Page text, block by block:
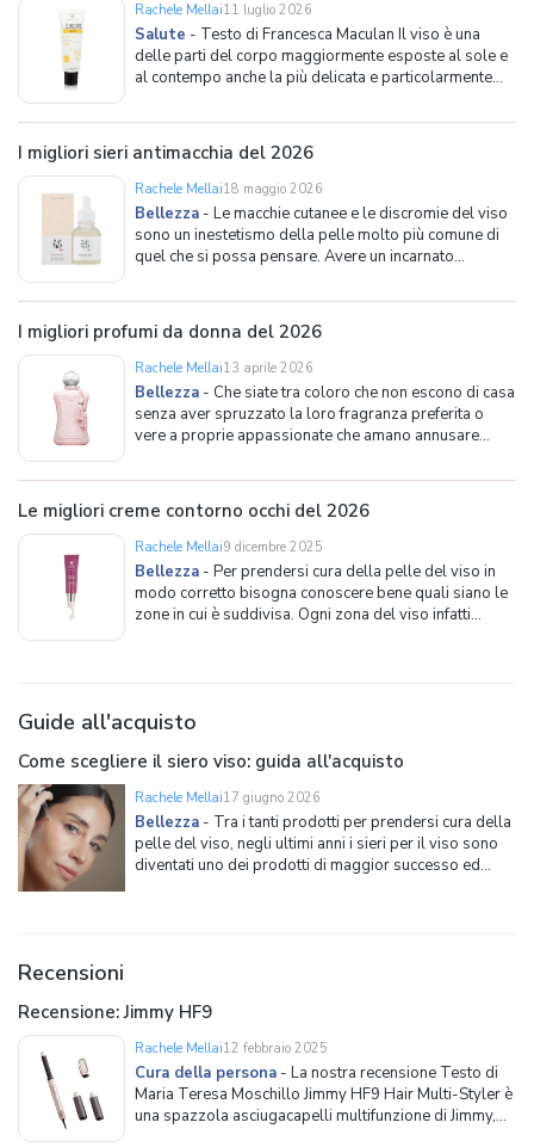
Rachele Mellai11 luglio 2026
Salute - Testo di Francesca Maculan Il viso è una
delle parti del corpo maggiormente esposte al sole e
al contempo anche la più delicata e particolarmente
anche alla luce degli ultimi cambiamenti climatici,
utilizzare una crema solare appositamente pensa
I migliori sieri antimacchia del 2026
Rachele Mellai18 maggio 2026
Bellezza - Le macchie cutanee e le discromie del viso
sono un inestetismo della pelle molto più comune di
quel che si possa pensare. Avere un incarnato
interesse verso i prodotti pensati per migliorare il
proprio aspetto sa che, negli ultimi anni, l'industr
I migliori profumi da donna del 2026
Rachele Mellai13 aprile 2026
Bellezza - Che siate tra coloro che non escono di casa
senza aver spruzzato la loro fragranza preferita o
vere a proprie appassionate che amano annusare
e arricchire la propria collezione personale, scoprire e
scegliere un profumo è un viaggio avvincente,
Le migliori creme contorno occhi del 2026
Rachele Mellai9 dicembre 2025
Bellezza - Per prendersi cura della pelle del viso in
modo corretto bisogna conoscere bene quali siano le
zone in cui è suddivisa. Ogni zona del viso infatti
Guide all'acquisto
Come scegliere il siero viso: guida all'acquisto
Rachele Mellai17 giugno 2026
Bellezza - Tra i tanti prodotti per prendersi cura della
pelle del viso, negli ultimi anni i sieri per il viso sono
diventati uno dei prodotti di maggior successo ed
Recensioni
Recensione: Jimmy HF9
Rachele Mellai12 febbraio 2025
Cura della persona - La nostra recensione Testo di
Maria Teresa Moschillo Jimmy HF9 Hair Multi-Styler è
una spazzola asciugacapelli multifunzione di Jimmy,